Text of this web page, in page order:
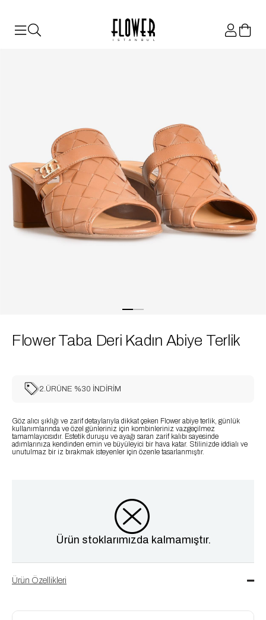
ISTANBUL
Flower Taba Deri Kadın Abiye Terlik
2.ÜRÜNE %30 İNDİRİM
Göz alıcı şıklığı ve zarif detaylarıyla dikkat çeken Flower abiye terlik, günlük
kullanımlarında ve özel günleriniz için kombinleriniz vazgeçilmez
tamamlayıcısıdır. Estetik duruşu ve ayağı saran zarif kalıbı sayesinde
adımlarınıza kendinden emin ve büyüleyici bir hava katar. Stilinizde iddialı ve
unutulmaz bir iz bırakmak isteyenler için özenle tasarlanmıştır.
Ürün stoklarımızda kalmamıştır.
Ürün Özellikleri